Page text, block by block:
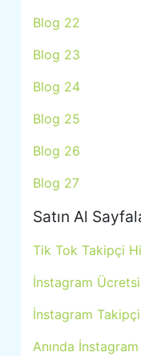
Blog 22
Blog 23
Blog 24
Blog 25
Blog 26
Blog 27
Satın Al
Tik Tok Takipçi
İnstagram
İnstagram
Anında